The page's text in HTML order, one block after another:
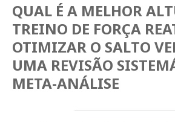
QUAL É A MELHOR
TREINO DE FORÇA
OTIMIZAR O SALTO
UMA REVISÃO
META-ANÁLISE